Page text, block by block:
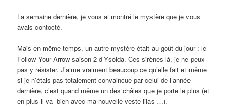
La semaine dernière, je vous ai montré le mystère que je vous
avais contocté.
Mais en même temps, un autre mystère était au goût du jour : le
Follow Your Arrow saison 2 d’Ysolda. Ces sirènes là, je ne peux
pas y résister. J’aime vraiment beaucoup ce qu’elle fait et même
si je n’étais pas totalement convaincue par celui de l’année
dernière, c’est quand même un des châles que je porte le plus (et
en plus il va bien avec ma nouvelle veste lilas …).